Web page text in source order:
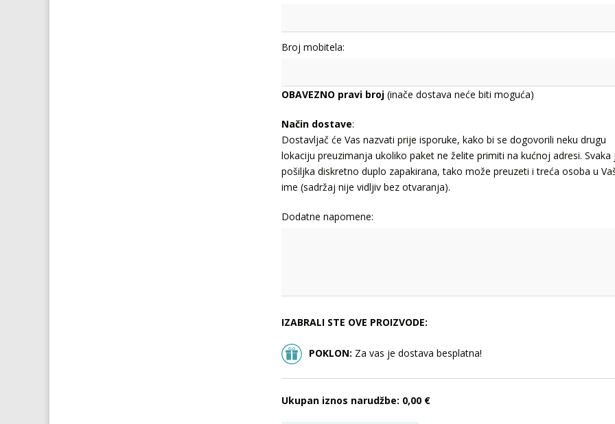
Broj mobitela:
OBAVEZNO pravi broj (inače dostava neće biti moguća)
Način dostave:
Dostavljač će Vas nazvati prije isporuke, kako bi se dogovorili neku drugu
lokaciju preuzimanja ukoliko paket ne želite primiti na kućnoj adresi. Svaka
pošiljka diskretno duplo zapakirana, tako može preuzeti i treća osoba u
ime (sadržaj nije vidljiv bez otvaranja).
Dodatne napomene:
IZABRALI STE OVE PROIZVODE:
POKLON: Za vas je dostava besplatna!
Ukupan iznos narudžbe: 0,00 €